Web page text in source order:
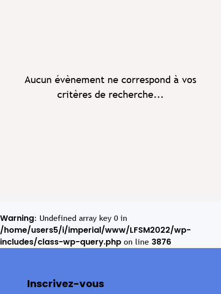
Aucun évènement ne correspond à vos
critères de recherche...
Warning: Undefined array key 0 in
/home/users5/i/imperial/www/LFSM2022/wp-
includes/class-wp-query.php on line 3876
Inscrivez-vous